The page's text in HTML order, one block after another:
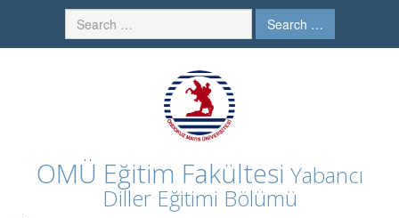
Search …
OMÜ Eğitim Fakültesi Yabancı
Diller Eğitimi Bölümü